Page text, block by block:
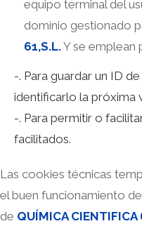
equipo terminal del
dominio gestionado
61,S.L.Y se emplean
-. Para guardar un ID
identificarlo la próxima
-. Para permitir o
facilitados.
Las cookies técnicas
el buen funcionamiento
de QUÍMICA CIENTIFICA